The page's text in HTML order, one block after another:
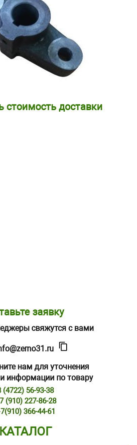
стоимость доставки
заявку
свяжутся с вами
нам для уточнения
информации по товару
(4722) 56-93-38
(910) 227-86-28
366-44-61
КАТАЛОГ